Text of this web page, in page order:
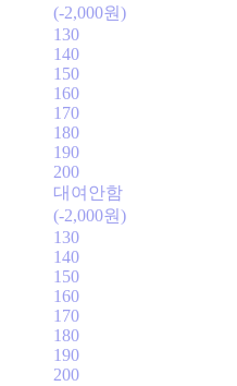
(-2,000원)
130
140
150
160
170
180
190
200
대여안함
(-2,000원)
130
140
150
160
170
180
190
200